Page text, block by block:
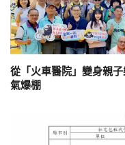
從「火車醫院」變身親
氣爆棚